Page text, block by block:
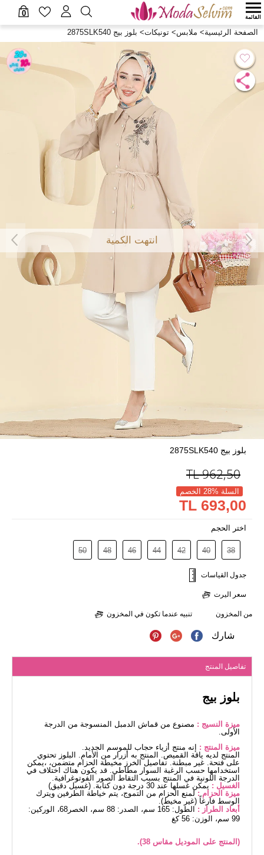
0 القائمة
الصفحة الرئيسية> ملابس> تونيكات> بلوز بيج 2875SLK540
انتهت الكمية
بلوز بيج 2875SLK540
962,50
TL
السلة %28 الخصم
693,00 TL
اختر الحجم
38
40
42
44
46
48
50
جدول القياسات
سعر اليرت
من المخزون تنبيه عندما تكون في المخزون
شارك
تفاصيل المنتج
بلوز بيج
ميزة النسيج : مصنوع من قماش الدمبل المنسوجة من الدرجة
الأولى.
ميزة المنتج : إنه منتج أزياء حجاب للموسم الجديد.
المنتج لديه ياقة القميص. المنتج به أزرار من الأمام. البلوز تحتوي
على فتحة. غير مبطنة. تفاصيل الخرز مخيطة الحزام متضمن، ،يمكن
استخدامها حسب الرغبة السوار مطاطي. قد يكون هناك اختلاف في
الدرجة اللونية في المنتج بسبب التقاط الصور الفوتوغرافية.
الغسيل : يمكن غسلها عند 30 درجة دون كتابة. (غسيل دقيق)
ميزة الحزام : لمنع الحزام من التموج، يتم خياطة الطرفين ويترك
الوسط فارغاً (غير مخيط).
أبعاد الطراز :
الطول: 165 سم، الصدر: 88 سم، الخصر68، الوركين:
99 سم، الوزن: 56 كغ
(المنتج على الموديل مقاس 38).